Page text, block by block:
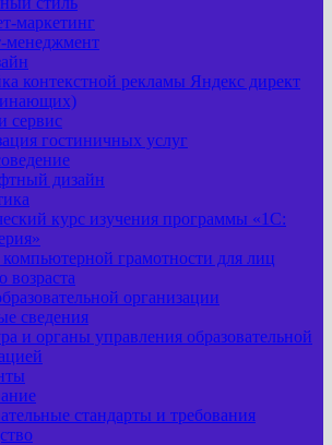
маркетинг
менеджмент
контекстной рекламы Яндекс директ
сервис
гостиничных услуг
дизайн
курс изучения программы «1С:
грамотности для лиц
возраста
организации
сведения
и органы управления образовательной
стандарты и требования